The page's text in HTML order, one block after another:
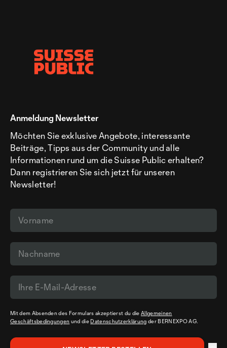
Anmeldung Newsletter
Möchten Sie exklusive Angebote, interessante
Beiträge, Tipps aus der Community und alle
Informationen rund um die Suisse Public erhalten?
Dann registrieren Sie sich jetzt für unseren
Newsletter!
Mit dem Absenden des Formulars akzeptierst du dieAllgemeinen
Geschäftsbedingungen und die Datenschutzerklärung der BERNEXPO AG.